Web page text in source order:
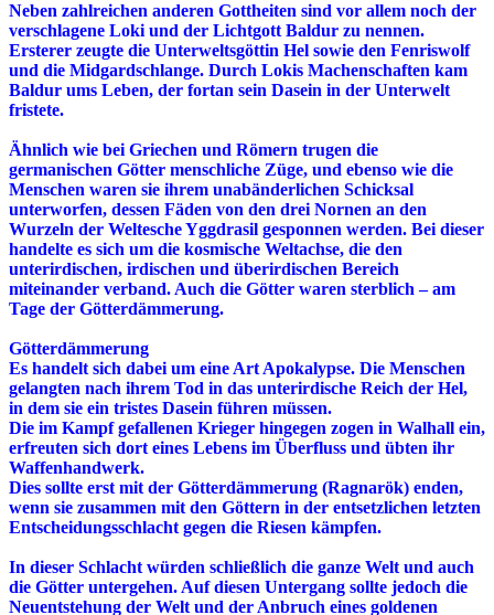
Neben zahlreichen anderen Gottheiten sind vor allem noch der
verschlagene Loki und der Lichtgott Baldur zu nennen.
Ersterer zeugte die Unterweltsgöttin Hel sowie den Fenriswolf
und die Midgardschlange. Durch Lokis Machenschaften kam
Baldur ums Leben, der fortan sein Dasein in der Unterwelt
fristete.
Ähnlich wie bei Griechen und Römern trugen die
germanischen Götter menschliche Züge, und ebenso wie die
Menschen waren sie ihrem unabänderlichen Schicksal
unterworfen, dessen Fäden von den drei Nornen an den
Wurzeln der Weltesche Yggdrasil gesponnen werden. Bei dieser
handelte es sich um die kosmische Weltachse, die den
unterirdischen, irdischen und überirdischen Bereich
miteinander verband. Auch die Götter waren sterblich – am
Tage der Götterdämmerung.
Götterdämmerung
Es handelt sich dabei um eine Art Apokalypse. Die Menschen
gelangten nach ihrem Tod in das unterirdische Reich der Hel,
in dem sie ein tristes Dasein führen müssen.
Die im Kampf gefallenen Krieger hingegen zogen in Walhall ein,
erfreuten sich dort eines Lebens im Überfluss und übten ihr
Waffenhandwerk.
Dies sollte erst mit der Götterdämmerung (Ragnarök) enden,
wenn sie zusammen mit den Göttern in der entsetzlichen letzten
Entscheidungsschlacht gegen die Riesen kämpfen.
In dieser Schlacht würden schließlich die ganze Welt und auch
die Götter untergehen. Auf diesen Untergang sollte jedoch die
Neuentstehung der Welt und der Anbruch eines goldenen